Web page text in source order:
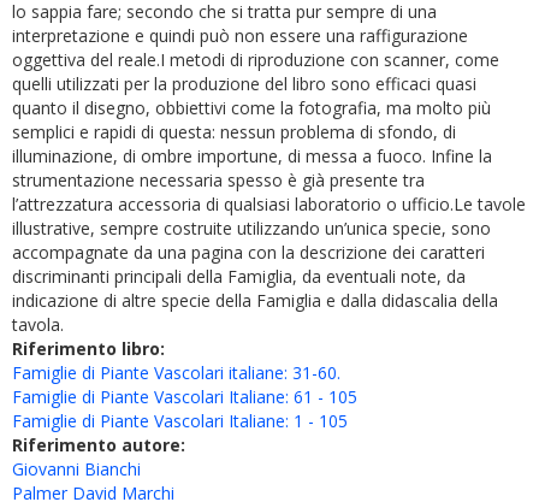
lo sappia fare; secondo che si tratta pur sempre di una
interpretazione e quindi può non essere una raffigurazione
oggettiva del reale.I metodi di riproduzione con scanner, come
quelli utilizzati per la produzione del libro sono efficaci quasi
quanto il disegno, obbiettivi come la fotografia, ma molto più
semplici e rapidi di questa: nessun problema di sfondo, di
illuminazione, di ombre importune, di messa a fuoco. Infine la
strumentazione necessaria spesso è già presente tra
l’attrezzatura accessoria di qualsiasi laboratorio o ufficio.Le tavole
illustrative, sempre costruite utilizzando un’unica specie, sono
accompagnate da una pagina con la descrizione dei caratteri
discriminanti principali della Famiglia, da eventuali note, da
indicazione di altre specie della Famiglia e dalla didascalia della
tavola.
Riferimento libro:
Famiglie di Piante Vascolari italiane: 31-60.
Famiglie di Piante Vascolari Italiane: 61 - 105
Famiglie di Piante Vascolari Italiane: 1 - 105
Riferimento autore:
Giovanni Bianchi
Palmer David Marchi